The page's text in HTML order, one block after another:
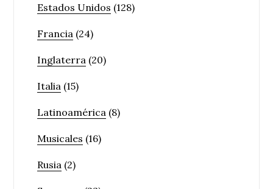
Estados Unidos (128)
Francia (24)
Inglaterra (20)
Italia (15)
Latinoamérica (8)
Musicales (16)
Rusia (2)